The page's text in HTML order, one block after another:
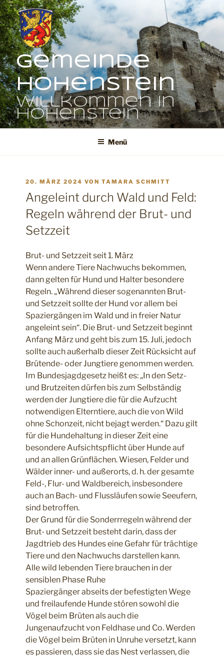
Zum
Inhalt
springen
Gemeinde
Hohenstein
Willkommen in
Hohenstein
Menü
VERÖFFENTLICHT
AM
20. MÄRZ 2024 VONTAMARA SCHMITT
Angeleint durch Wald und Feld:
Regeln während der Brut- und
Setzzeit
Brut- und Setzzeit seit 1. März
Wenn andere Tiere Nachwuchs bekommen,
dann gelten für Hund und Halter besondere
Regeln. „Während dieser sogenannten Brut-
und Setzzeit sollte der Hund vor allem bei
Spaziergängen im Wald und in freier Natur
angeleint sein“. Die Brut- und Setzzeit beginnt
Anfang März und geht bis zum 15. Juli, jedoch
sollte auch außerhalb dieser Zeit Rücksicht auf
Brütende- oder Jungtiere genommen werden.
Im Bundesjagdgesetz heißt es: „In den Setz-
und Brutzeiten dürfen bis zum Selbständig
werden der Jungtiere die für die Aufzucht
notwendigen Elterntiere, auch die von Wild
ohne Schonzeit, nicht bejagt werden.“ Dazu gilt
für die Hundehaltung in dieser Zeit eine
besondere Aufsichtspflicht über Hunde auf
und an allen Grünflächen. Wiesen, Felder und
Wälder inner- und außerorts, d. h. der gesamte
Feld-, Flur- und Waldbereich, insbesondere
auch an Bach- und Flussläufen sowie Seeufern,
sind betroffen.
Der Grund für die Sonderrregeln während der
Brut- und Setzzeit besteht darin, dass der
Jagdtrieb des Hundes eine Gefahr für trächtige
Tiere und den Nachwuchs darstellen kann.
Alle wild lebenden Tiere brauchen in der
sensiblen Phase Ruhe
Spaziergänger abseits der befestigten Wege
und freilaufende Hunde stören sowohl die
Vögel beim Brüten als auch die
Jungenaufzucht von Feldhase und Co. Werden
die Vögel beim Brüten in Unruhe versetzt, kann
es passieren, dass sie das Nest verlassen, die